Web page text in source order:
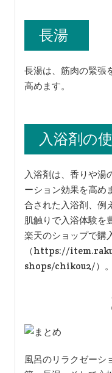
長湯
長湯は、筋肉の緊張
高めます。
入浴剤の
入浴剤は、香りや湯
ーション効果を高め
合された入浴剤、例
肌触りで入浴体験を
楽天のショップで購
（https://
shops/chikou2/）。
風呂のリラクゼーシ